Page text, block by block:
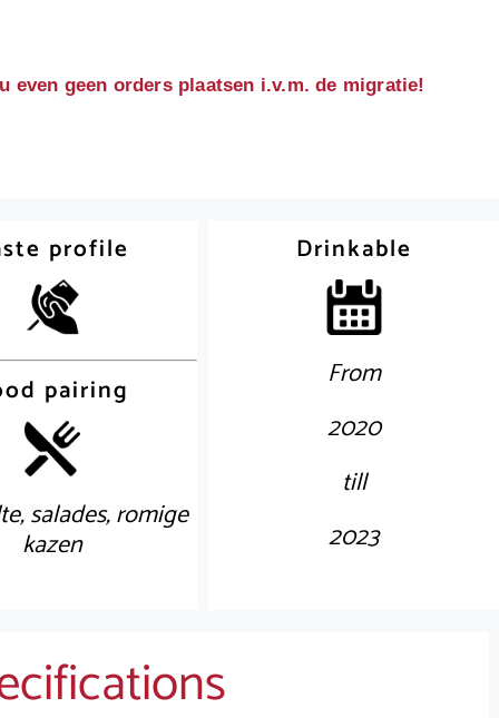
even geen orders plaatsen i.v.m. de migratie!
profile
pairing
salades, romige
kazen
Drinkable
From
2020
till
2023